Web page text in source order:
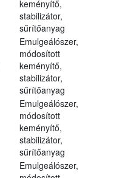
keményítő,
stabilizátor,
sűrítőanyag
Emulgeálószer,
módosított
keményítő,
stabilizátor,
sűrítőanyag
Emulgeálószer,
módosított
keményítő,
stabilizátor,
sűrítőanyag
Emulgeálószer,